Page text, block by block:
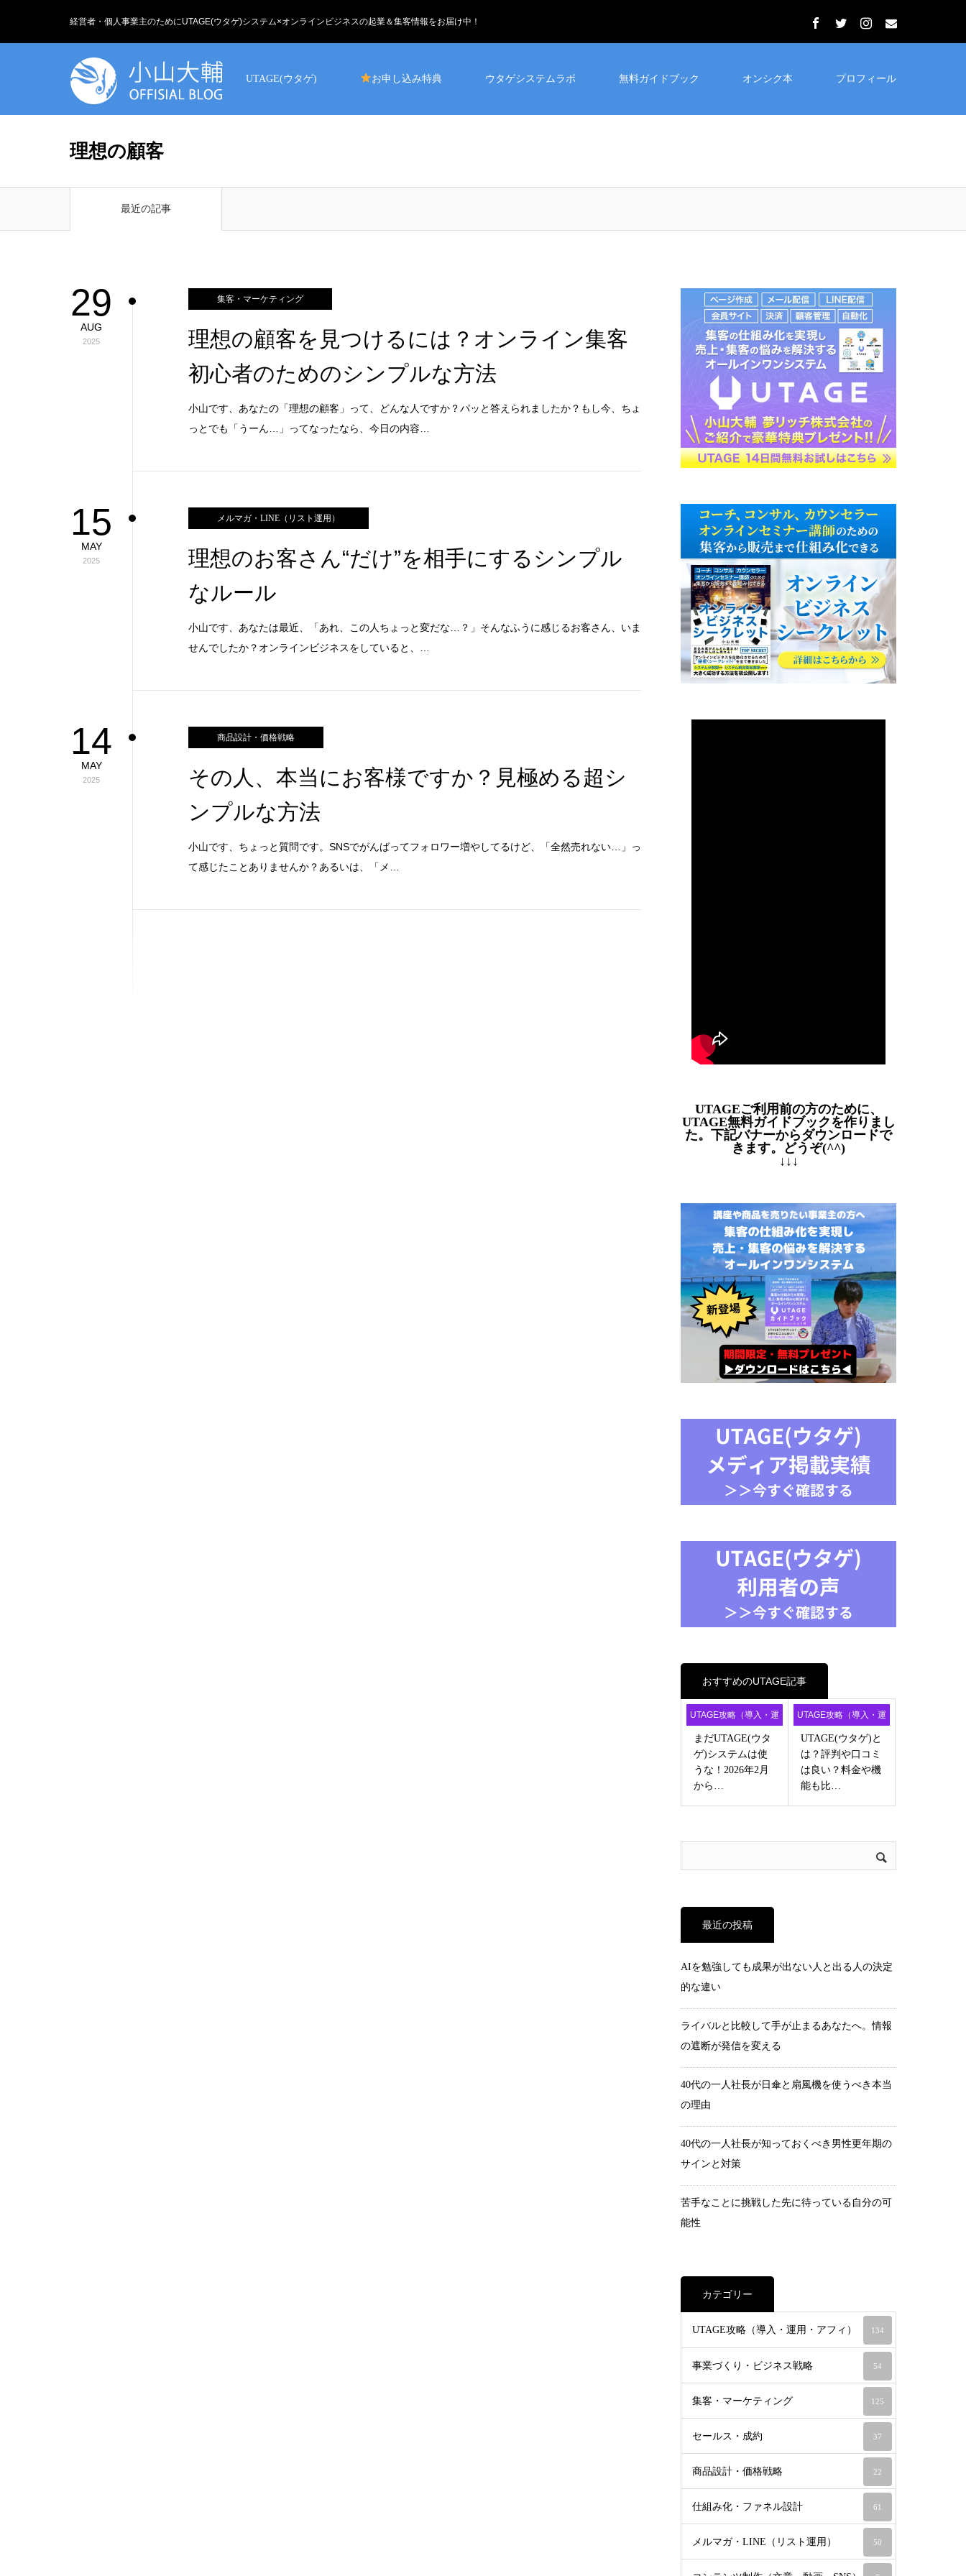
経営者・個人事業主のためにUTAGE(ウタゲ)システム×オンラインビジネスの起業＆集客情報をお届け中！
UTAGE(ウタゲ) お申し込み特典 ウタゲシステムラボ 無料ガイドブック オンシク本 プロフィール
理想の顧客
最近の記事
29
AUG
2025
集客・マーケティング
理想の顧客を見つけるには？オンライン集客
初心者のためのシンプルな方法
小山です、あなたの「理想の顧客」って、どんな人ですか？パッと答えられましたか？もし今、ちょ
っとでも「うーん…」ってなったなら、今日の内容…
15
MAY
2025
メルマガ・LINE（リスト運用）
理想のお客さん“だけ”を相手にするシンプル
なルール
小山です、あなたは最近、「あれ、この人ちょっと変だな…？」そんなふうに感じるお客さん、いま
せんでしたか？オンラインビジネスをしていると、…
14
MAY
2025
商品設計・価格戦略
その人、本当にお客様ですか？見極める超シ
ンプルな方法
小山です、ちょっと質問です。SNSでがんばってフォロワー増やしてるけど、「全然売れない…」っ
て感じたことありませんか？あるいは、「メ…
UTAGEご利用前の方のために、
UTAGE無料ガイドブックを作りまし
た。下記バナーからダウンロードで
きます。どうぞ(^^)
↓↓↓
おすすめのUTAGE記事
UTAGE攻略（導入・運
用・アフィ）
まだUTAGE(ウタ
ゲ)システムは使
うな！2026年2月
から…
UTAGE攻略（導入・運
用・アフィ）
UTAGE(ウタゲ)と
は？評判や口コミ
は良い？料金や機
能も比…
最近の投稿
AIを勉強しても成果が出ない人と出る人の決定
的な違い
ライバルと比較して手が止まるあなたへ。情報
の遮断が発信を変える
40代の一人社長が日傘と扇風機を使うべき本当
の理由
40代の一人社長が知っておくべき男性更年期の
サインと対策
苦手なことに挑戦した先に待っている自分の可
能性
カテゴリー
UTAGE攻略（導入・運用・アフィ） 134
事業づくり・ビジネス戦略 54
集客・マーケティング 125
セールス・成約 37
商品設計・価格戦略 22
仕組み化・ファネル設計 61
メルマガ・LINE（リスト運用） 50